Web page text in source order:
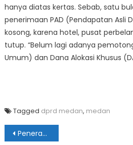
hanya diatas kertas. Sebab, satu
penerimaan PAD (Pendapatan Asli
kosong, karena hotel, pusat
tutup. “Belum lagi adanya
Umum) dan Dana Alokasi Khusus
Tagged dprd medan, medan
Navigasi
Penerapan Cluster Isolation Hanya akan Membingungkan Masyarakat